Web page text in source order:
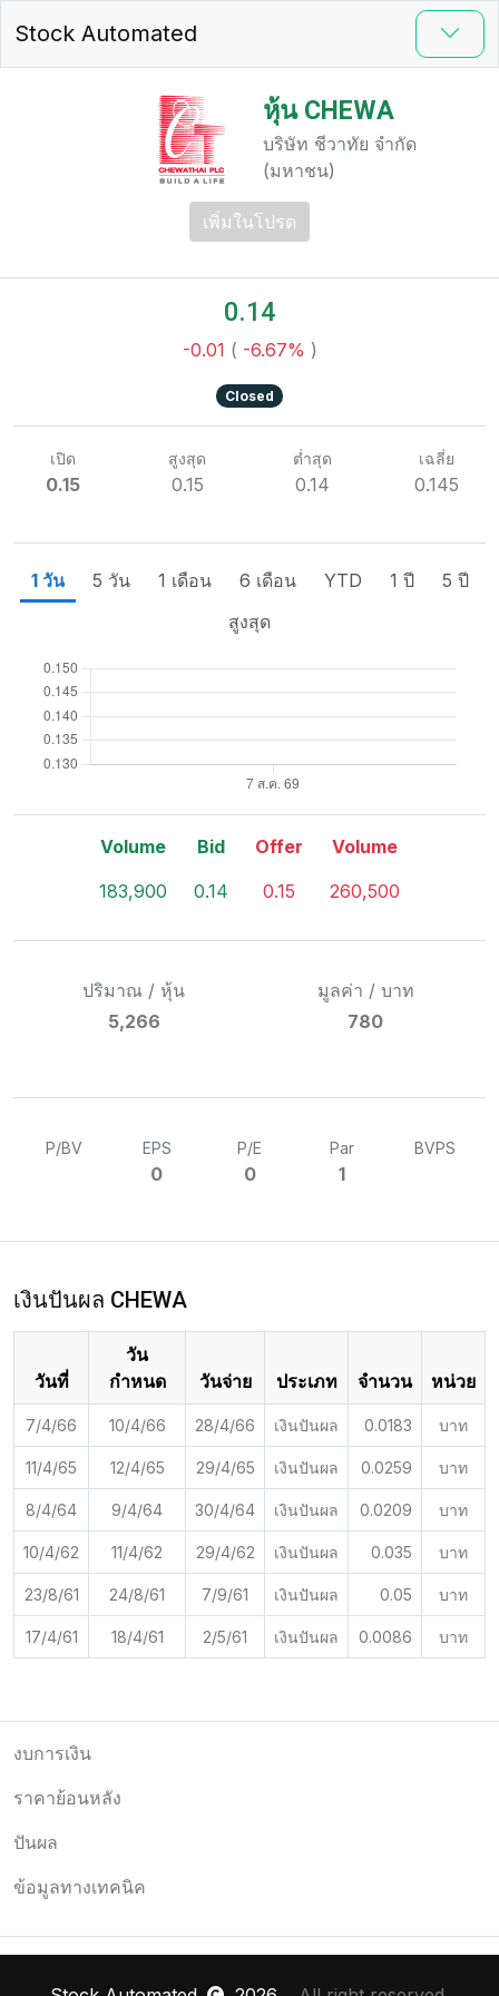
Stock Automated
หุ้น CHEWA
บริษัท ชีวาทัย จำกัด
(มหาชน)
เพิ่มในโปรด
0.14
-0.01 ( -6.67% )
Closed
เปิด
0.15
สูงสุด
0.15
ต่ำสุด
0.14
เฉลี่ย
0.145
1 วัน 5 วัน 1 เดือน 6 เดือน YTD 1 ปี
5 ปี
สูงสุด
Volume
183,900
Bid
0.14
Offer
0.15
Volume
260,500
ปริมาณ / หุ้น
5,266
มูลค่า / บาท
780
P/BV EPS
0
P/E
0
Par
1
BVPS
เงินปันผล CHEWA
วันที่
วัน
กำหนด
วันจ่าย ประเภท จำนวน หน่วย
7/4/66 10/4/66 28/4/66 เงินปันผล 0.0183 บาท
11/4/65 12/4/65 29/4/65 เงินปันผล 0.0259 บาท
8/4/64 9/4/64 30/4/64 เงินปันผล 0.0209 บาท
10/4/62 11/4/62 29/4/62 เงินปันผล 0.035 บาท
23/8/61 24/8/61 7/9/61 เงินปันผล 0.05 บาท
17/4/61 18/4/61 2/5/61 เงินปันผล 0.0086 บาท
งบการเงิน
ราคาย้อนหลัง
ปันผล
ข้อมูลทางเทคนิค